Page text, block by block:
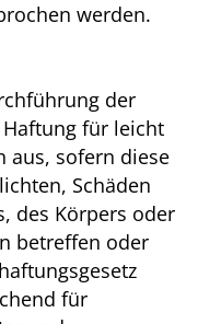
werden.
der
für leicht
aus, sofern diese
Schäden
des Körpers oder
betreffen oder
für